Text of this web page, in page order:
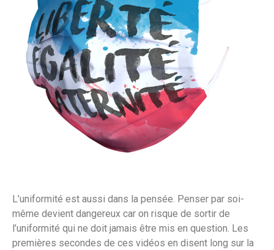
L’uniformité est aussi dans la pensée. Penser par soi-
même devient dangereux car on risque de sortir de
l’uniformité qui ne doit jamais être mis en question. Les
premières secondes de ces vidéos en disent long sur la